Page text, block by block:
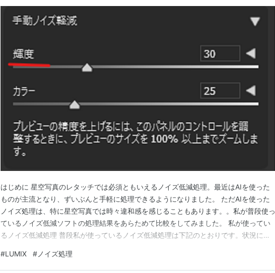
はじめに 星空写真のレタッチでは必須ともいえるノイズ低減処理。最近はAIを使った
ものが主流となり、ずいぶんと手軽に処理できるようになりました。 ただAIを使った
ノイズ処理は、特に星空写真では時々違和感を感じることもあります。。私が普段使っ
ているノイズ低減ソフトの処理結果をあらためて比較をしてみました。 私が使ってい
るノイズ低減処理 普段私が使っているノイズ低減処理は下記のとおりです。状況に応
ノイズ低減 Topaz DeNoise AI Google Nik Collection DF…
#LUMIX # ノイズ処理